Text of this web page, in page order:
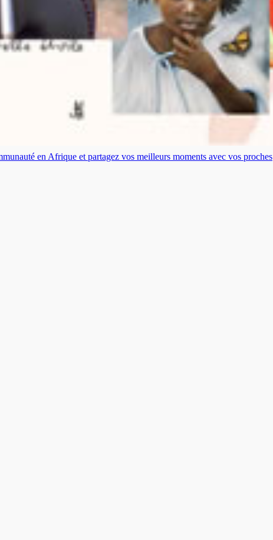
en Afrique et partagez vos meilleurs moments avec vos proches